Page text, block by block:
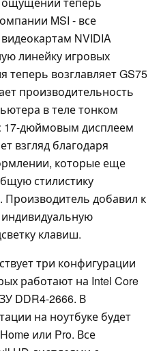
MSI - все
NVIDIA
линейку игровых
теперь возглавляет GS75
производительность
в теле тонком
дюймовым дисплеем
взгляд благодаря
которые еще
стилистику
Производитель добавил к
клавиш.
три конфигурации
работают на Intel Core
DDR4-2666. В
на ноутбуке будет
или Pro. Все